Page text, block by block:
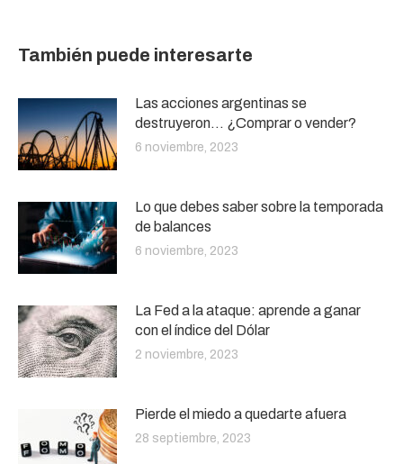
También puede interesarte
Las acciones argentinas se
destruyeron… ¿Comprar o vender?
6 noviembre, 2023
Lo que debes saber sobre la temporada
de balances
6 noviembre, 2023
La Fed a la ataque: aprende a ganar
con el índice del Dólar
2 noviembre, 2023
Pierde el miedo a quedarte afuera
28 septiembre, 2023